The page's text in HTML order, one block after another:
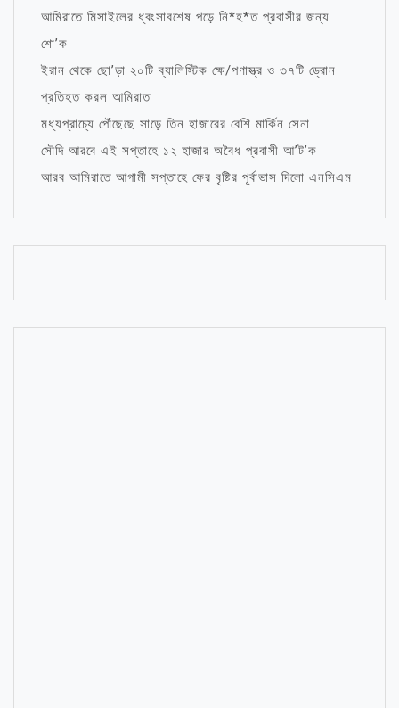
আমিরাতে মিসাইলের ধ্বংসাবশেষ পড়ে নি*হ*ত প্রবাসীর জন্য
শো’ক
ইরান থেকে ছো’ড়া ২০টি ব্যালিস্টিক ক্ষে/পণাস্ত্র ও ৩৭টি ড্রোন
প্রতিহত করল আমিরাত
মধ্যপ্রাচ্যে পৌঁছেছে সাড়ে তিন হাজারের বেশি মার্কিন সেনা
সৌদি আরবে এই সপ্তাহে ১২ হাজার অবৈধ প্রবাসী আ’ট’ক
আরব আমিরাতে আগামী সপ্তাহে ফের বৃষ্টির পূর্বাভাস দিলো এনসিএম